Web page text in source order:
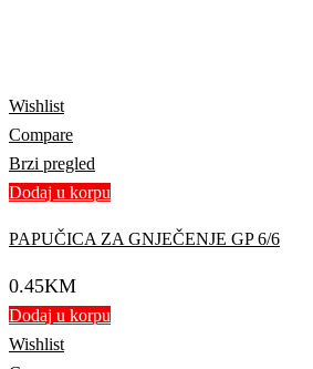
Wishlist
Compare
Brzi pregled
Dodaj u korpu
PAPUČICA ZA GNJEČENJE GP 6/6
0.45KM
Dodaj u korpu
Wishlist